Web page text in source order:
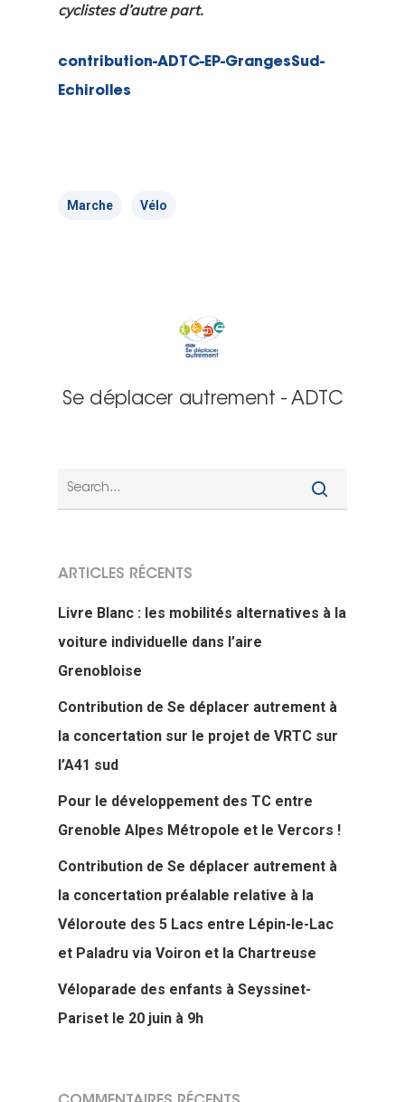
cyclistes d’autre part.
contribution-ADTC-EP-GrangesSud-
Echirolles
Marche Vélo
Se déplacer autrement - ADTC
ARTICLES RÉCENTS
Livre Blanc : les mobilités alternatives à la
voiture individuelle dans l’aire
Grenobloise
Contribution de Se déplacer autrement à
la concertation sur le projet de VRTC sur
l’A41 sud
Pour le développement des TC entre
Grenoble Alpes Métropole et le Vercors !
Contribution de Se déplacer autrement à
la concertation préalable relative à la
Véloroute des 5 Lacs entre Lépin-le-Lac
et Paladru via Voiron et la Chartreuse
Véloparade des enfants à Seyssinet-
Pariset le 20 juin à 9h
Actualités
Public